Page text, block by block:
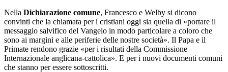
Nella Dichiarazione comune, Francesco e Welby si dicono
convinti che la chiamata per i cristiani oggi sia quella di «portare il
messaggio salvifico del Vangelo in modo particolare a coloro che
sono ai margini e alle periferie delle nostre società». Il Papa e il
Primate rendono grazie «per i risultati della Commissione
Internazionale anglicana-cattolica». E per i nuovi documenti comuni
che stanno per essere sottoscritti.